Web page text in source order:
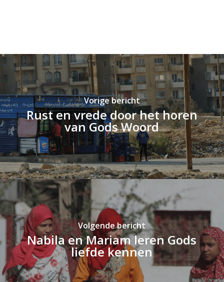
Vorige bericht
Rust en vrede door het horen
van Gods Woord
Volgende bericht
Nabila en Mariam leren Gods
liefde kennen